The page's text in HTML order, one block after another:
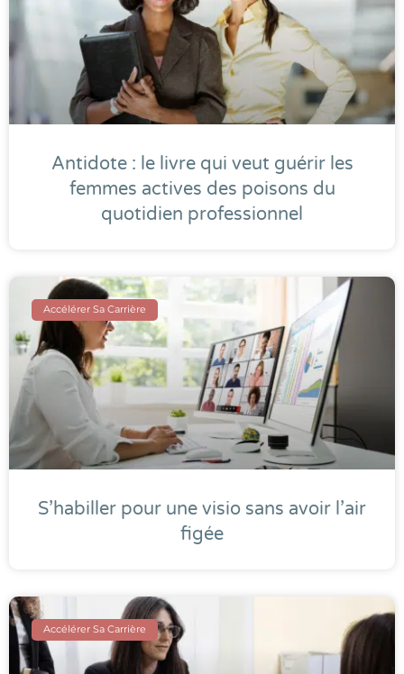
Antidote : le livre qui veut guérir les
femmes actives des poisons du
quotidien professionnel
Accélérer Sa Carrière
S’habiller pour une visio sans avoir l’air
figée
Accélérer Sa Carrière